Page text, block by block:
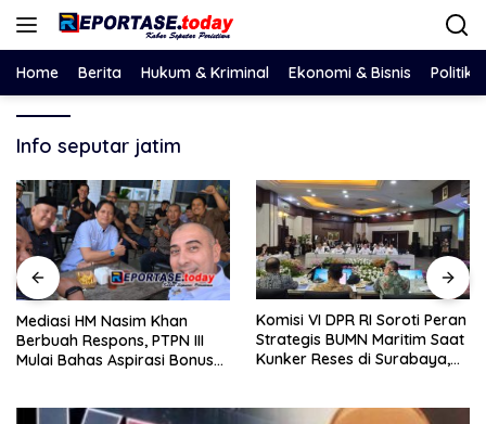
Langsung
Home Berita Hukum & Kriminal Ekonomi & Bisnis Politik
Info seputar jatim
Mediasi HM Nasim Khan
Berbuah Respons, PTPN III
Mulai Bahas Aspirasi Bonus
Komisi VI DPR RI Soroti Peran
Strategis BUMN Maritim Saat
Kunker Reses di Surabaya,